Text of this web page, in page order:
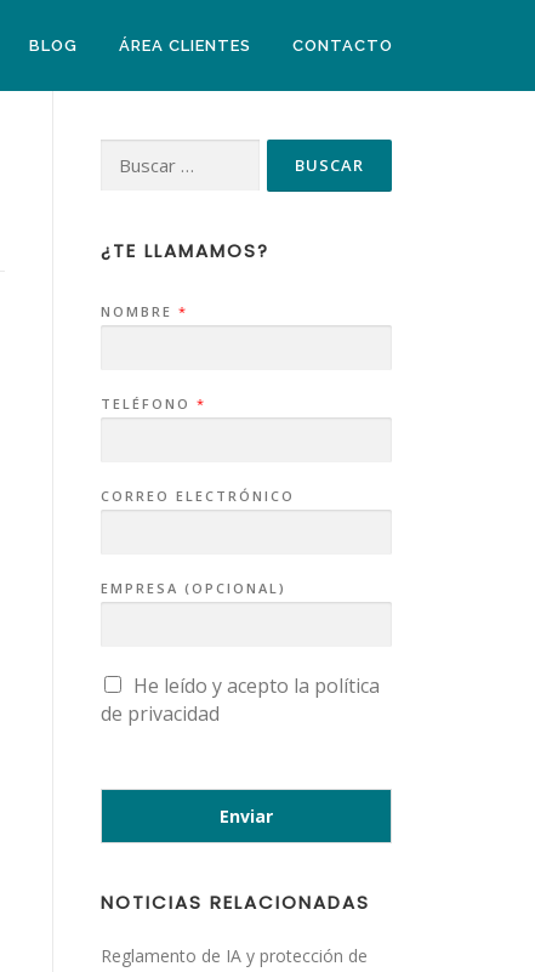
BLOG ÁREA CLIENTES CONTACTO
¿TE LLAMAMOS?
NOMBRE *
TELÉFONO *
CORREO ELECTRÓNICO
EMPRESA (OPCIONAL)
C
A
S
V
I
C
A
He leído y acepto la política
de privacidad
Enviar
NOTICIAS RELACIONADAS
Reglamento de IA y protección de